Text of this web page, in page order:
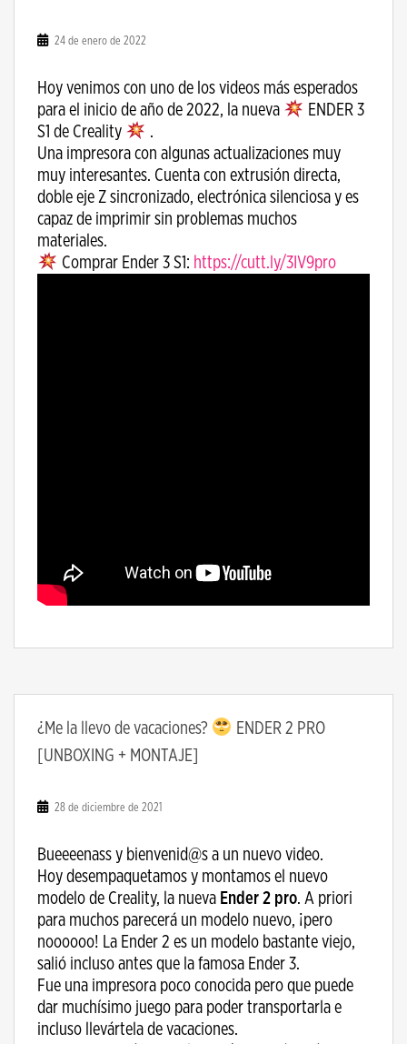
24 de enero de 2022
Hoy venimos con uno de los videos más esperados
para el inicio de año de 2022, la nueva
ENDER 3
S1 de Creality
.
Una impresora con algunas actualizaciones muy
muy interesantes. Cuenta con extrusión directa,
doble eje Z sincronizado, electrónica silenciosa y es
capaz de imprimir sin problemas muchos
materiales.
Comprar Ender 3 S1: https://cutt.ly/3IV9pro
¿Me la llevo de vacaciones?
ENDER 2 PRO
[UNBOXING + MONTAJE]
28 de diciembre de 2021
Bueeeenass y bienvenid@s a un nuevo video.
Hoy desempaquetamos y montamos el nuevo
modelo de Creality, la nueva Ender 2 pro. A priori
para muchos parecerá un modelo nuevo, ¡pero
noooooo! La Ender 2 es un modelo bastante viejo,
salió incluso antes que la famosa Ender 3.
Fue una impresora poco conocida pero que puede
dar muchísimo juego para poder transportarla e
incluso llevártela de vacaciones.